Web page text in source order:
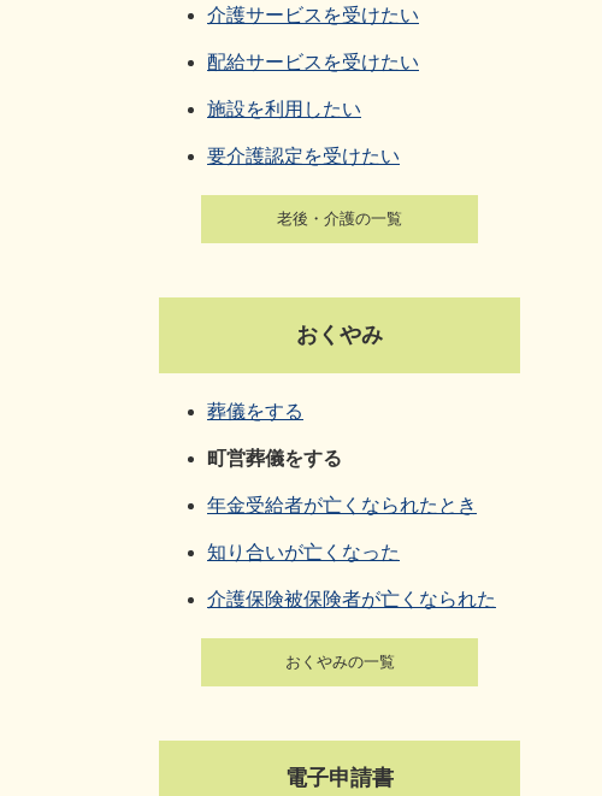
介護サービスを受けたい
配給サービスを受けたい
施設を利用したい
要介護認定を受けたい
老後・介護の一覧
おくやみ
葬儀をする
町営葬儀をする
年金受給者が亡くなられたとき
知り合いが亡くなった
介護保険被保険者が亡くなられた
おくやみの一覧
電子申請書